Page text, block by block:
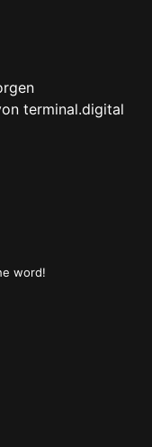
terminal.digital
word!